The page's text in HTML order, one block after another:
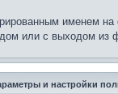
именем
или с выходом
и настройки